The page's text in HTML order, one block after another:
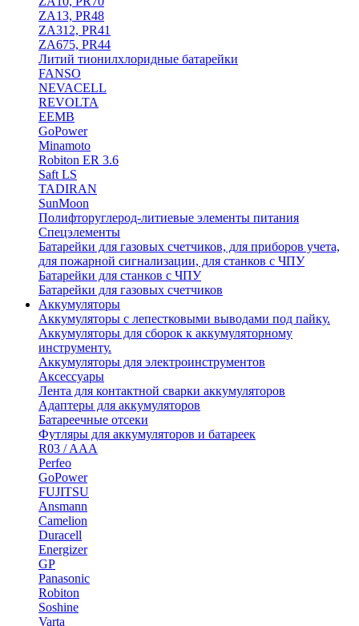
ZA13, PR48
ZA312, PR41
ZA675, PR44
Литий тионилхлоридные батарейки
FANSO
NEVACELL
REVOLTA
EEMB
GoPower
Minamoto
Robiton ER 3.6
Saft LS
TADIRAN
SunMoon
Полифторуглерод-литиевые элементы питания
Спецэлементы
Батарейки для газовых счетчиков, для приборов учета,
для пожарной сигнализации, для станков с ЧПУ
Батарейки для станков с ЧПУ
Батарейки для газовых счетчиков
Аккумуляторы
Аккумуляторы с лепестковыми выводами под пайку.
Аккумуляторы для сборок к аккумуляторному
инструменту.
Аккумуляторы для электроинструментов
Аксессуары
Лента для контактной сварки аккумуляторов
Адаптеры для аккумуляторов
Батареечные отсеки
Футляры для аккумуляторов и батареек
R03 / AAA
Perfeo
GoPower
FUJITSU
Ansmann
Camelion
Duracell
Energizer
GP
Panasonic
Robiton
Soshine
Varta